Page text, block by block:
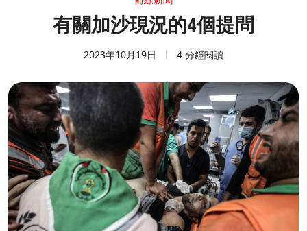
有關加沙現況的4個提問
2023年10月19日 4 分鐘閱讀